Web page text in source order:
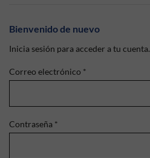
Bienvenido de nuevo
Inicia sesión para acceder a tu cuenta.
Correo electrónico *
Contraseña *